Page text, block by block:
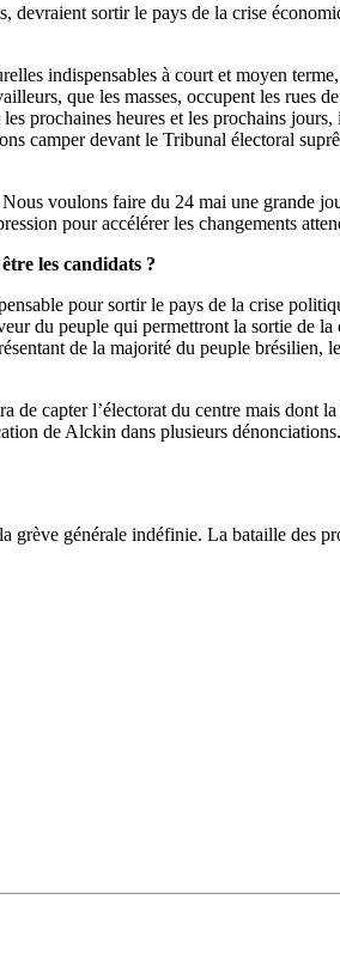
devraient sortir le pays de la crise
indispensables à court et moyen
que les masses, occupent les rues
prochaines heures et les prochains
camper devant le Tribunal électoral
voulons faire du 24 mai une grande
pour accélérer les changements
les candidats ?
pour sortir le pays de la crise
du peuple qui permettront la sortie de la
de la majorité du peuple brésilien,
capter l’électorat du centre mais dont la
de Alckin dans plusieurs
grève générale indéfinie. La bataille des